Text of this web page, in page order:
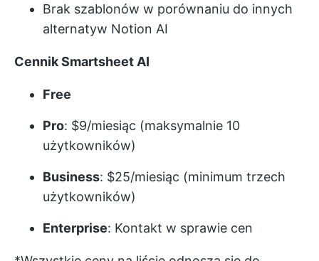
Brak szablonów w porównaniu do innych
alternatyw Notion AI
Cennik Smartsheet AI
Free
Pro: $9/miesiąc (maksymalnie 10
użytkowników)
Business: $25/miesiąc (minimum trzech
użytkowników)
Enterprise: Kontakt w sprawie cen